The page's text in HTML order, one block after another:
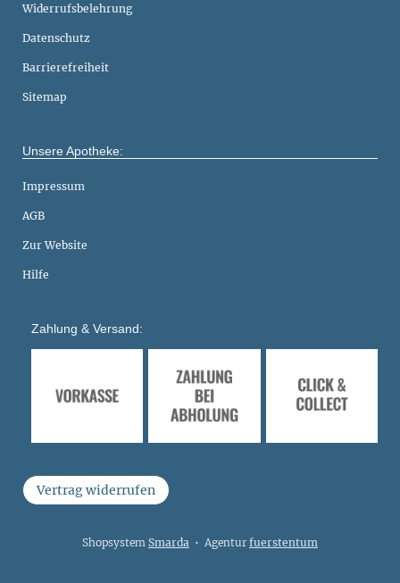
Widerrufsbelehrung
Datenschutz
Barrierefreiheit
Sitemap
Unsere Apotheke:
Impressum
AGB
Zur Website
Hilfe
Zahlung & Versand:
Vertrag widerrufen
Shopsystem Smarda • Agentur fuerstentum